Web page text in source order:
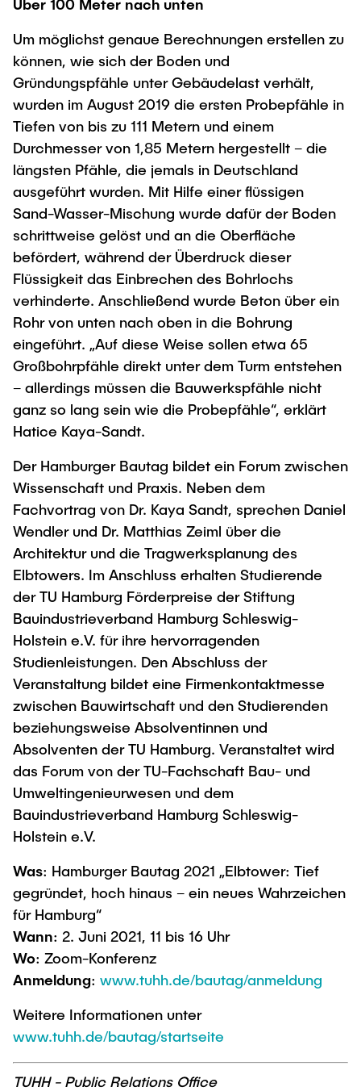
Über 100 Meter nach unten
Um möglichst genaue Berechnungen erstellen zu
können, wie sich der Boden und
Gründungspfähle unter Gebäudelast verhält,
wurden im August 2019 die ersten Probepfähle in
Tiefen von bis zu 111 Metern und einem
Durchmesser von 1,85 Metern hergestellt – die
längsten Pfähle, die jemals in Deutschland
ausgeführt wurden. Mit Hilfe einer flüssigen
Sand-Wasser-Mischung wurde dafür der Boden
schrittweise gelöst und an die Oberfläche
befördert, während der Überdruck dieser
Flüssigkeit das Einbrechen des Bohrlochs
verhinderte. Anschließend wurde Beton über ein
Rohr von unten nach oben in die Bohrung
eingeführt. „Auf diese Weise sollen etwa 65
Großbohrpfähle direkt unter dem Turm entstehen
– allerdings müssen die Bauwerkspfähle nicht
ganz so lang sein wie die Probepfähle“, erklärt
Hatice Kaya-Sandt.
Der Hamburger Bautag bildet ein Forum zwischen
Wissenschaft und Praxis. Neben dem
Fachvortrag von Dr. Kaya Sandt, sprechen Daniel
Wendler und Dr. Matthias Zeiml über die
Architektur und die Tragwerksplanung des
Elbtowers. Im Anschluss erhalten Studierende
der TU Hamburg Förderpreise der Stiftung
Bauindustrieverband Hamburg Schleswig-
Holstein e.V. für ihre hervorragenden
Studienleistungen. Den Abschluss der
Veranstaltung bildet eine Firmenkontaktmesse
zwischen Bauwirtschaft und den Studierenden
beziehungsweise Absolventinnen und
Absolventen der TU Hamburg. Veranstaltet wird
das Forum von der TU-Fachschaft Bau- und
Umweltingenieurwesen und dem
Bauindustrieverband Hamburg Schleswig-
Holstein e.V.
Was: Hamburger Bautag 2021 „Elbtower: Tief
gegründet, hoch hinaus – ein neues Wahrzeichen
für Hamburg“
Wann: 2. Juni 2021, 11 bis 16 Uhr
Wo: Zoom-Konferenz
Anmeldung: www.tuhh.de/bautag/anmeldung
Weitere Informationen unter
www.tuhh.de/bautag/startseite
TUHH - Public Relations Office